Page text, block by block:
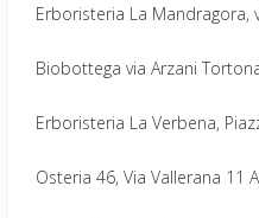
Erboristeria La Mandragora,
Biobottega via Arzani
Erboristeria La Verbena,
Osteria 46, Via Vallerana 11